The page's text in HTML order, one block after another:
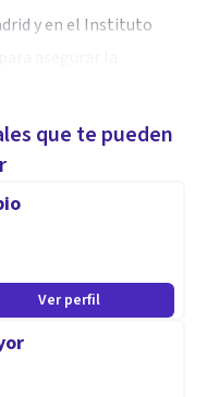
y en el Instituto
- Coaching -
que te pueden
Ver perfil